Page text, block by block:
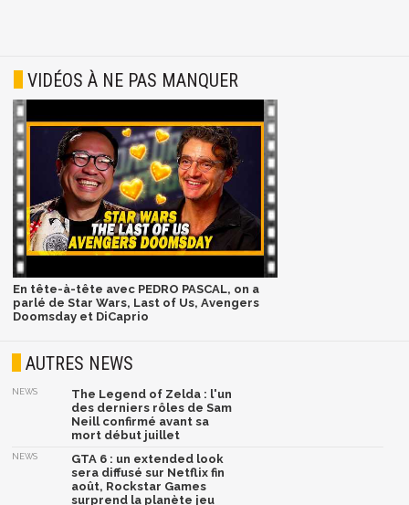
VIDÉOS À NE PAS MANQUER
En tête-à-tête avec PEDRO PASCAL, on a
parlé de Star Wars, Last of Us, Avengers
Doomsday et DiCaprio
AUTRES NEWS
NEWS
The Legend of Zelda : l'un
des derniers rôles de Sam
Neill confirmé avant sa
mort début juillet
NEWS
GTA 6 : un extended look
sera diffusé sur Netflix fin
août, Rockstar Games
surprend la planète jeu